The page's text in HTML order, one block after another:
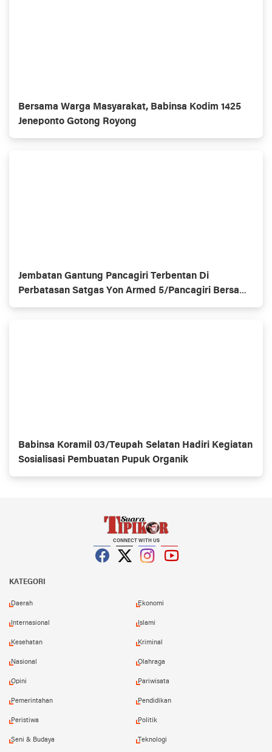
Bersama Warga Masyarakat, Babinsa Kodim 1425
Jeneponto Gotong Royong
Jembatan Gantung Pancagiri Terbentan Di
Perbatasan Satgas Yon Armed 5/Pancagiri Bersama
Vertikal Rescue Dan PT MA/BDRMS
Babinsa Koramil 03/Teupah Selatan Hadiri Kegiatan
Sosialisasi Pembuatan Pupuk Organik
CONNECT WITH US
KATEGORI
Daerah Ekonomi
Internasional Islami
Kesehatan Kriminal
Nasional Olahraga
Opini Pariwisata
Pemerintahan Pendidikan
Peristiwa Politik
Seni & Budaya Teknologi